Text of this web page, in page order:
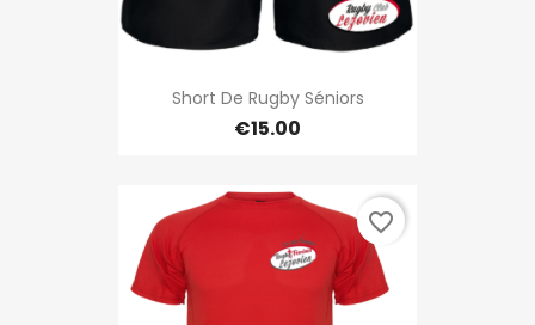
Short De Rugby Séniors
€15.00
favorite_border